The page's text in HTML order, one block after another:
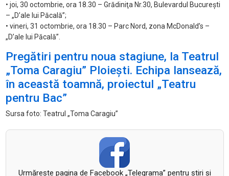
• joi, 30 octombrie, ora 18.30 – Grădiniţa Nr.30, Bulevardul Bucureşti
– „D’ale lui Păcală”;
• vineri, 31 octombrie, ora 18.30 – Parc Nord, zona McDonald’s –
„D’ale lui Păcală”.
Pregătiri pentru noua stagiune, la Teatrul
„Toma Caragiu” Ploiești. Echipa lansează,
în această toamnă, proiectul „Teatru
pentru Bac”
Sursa foto: Teatrul „Toma Caragiu”
Urmăreşte pagina de Facebook „Telegrama” pentru ştiri şi